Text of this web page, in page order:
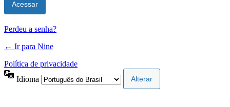
Perdeu a senha?
← Ir para Nine
Política de privacidade
Idioma